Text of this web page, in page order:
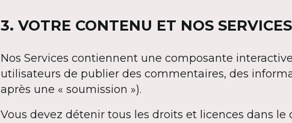
3. VOTRE CONTENU ET NOS SERVICES
Nos Services contiennent une composante
utilisateurs de publier des commentaires, des
après une « soumission »).
Vous devez détenir tous les droits et licences dans